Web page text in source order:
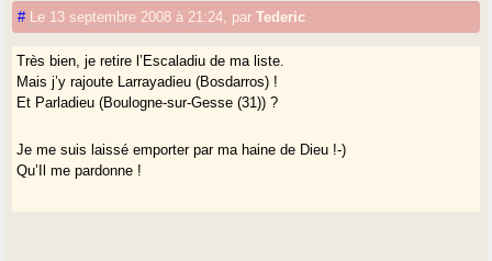
# Le 13 septembre 2008 à 21:24 parTederic
Très bien, je retire l’Escaladiu de ma liste.
Mais j’y rajoute Larrayadieu (Bosdarros) !
Et Parladieu (Boulogne-sur-Gesse (31)) ?
Je me suis laissé emporter par ma haine de Dieu !-)
Qu’Il me pardonne !